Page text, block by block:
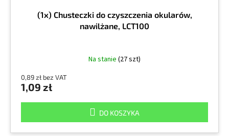
(1x) Chusteczki do czyszczenia okularów,
nawilżane, LCT100
Na stanie (27 szt)
0,89 zł bez VAT
1,09 zł
DO KOSZYKA